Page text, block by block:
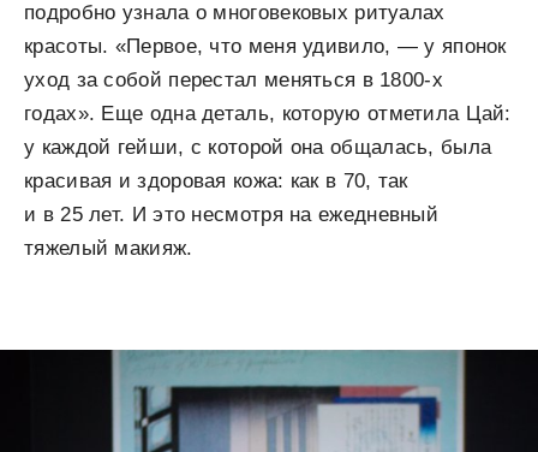
подробно узнала о многовековых ритуалах
красоты. «Первое, что меня удивило, — у японок
уход за собой перестал меняться в 1800-х
годах». Еще одна деталь, которую отметила Цай:
у каждой гейши, с которой она общалась, была
красивая и здоровая кожа: как в 70, так
и в 25 лет. И это несмотря на ежедневный
тяжелый макияж.